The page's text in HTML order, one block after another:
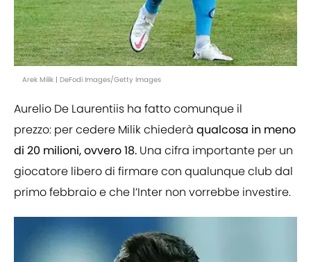
Arek Milik | DeFodi Images/Getty Images
Aurelio De Laurentiis ha fatto comunque il
prezzo: per cedere Milik chiederà qualcosa in meno
di 20 milioni, ovvero 18. Una cifra importante per un
giocatore libero di firmare con qualunque club dal
primo febbraio e che l’Inter non vorrebbe investire.